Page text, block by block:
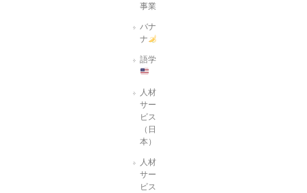
事業
バナ
ナ
語学
人材
サー
ビス
（日
本）
人材
サー
ビス